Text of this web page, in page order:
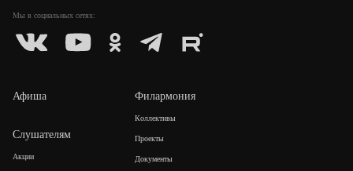
Мы в социальных сетях:
Афиша
Слушателям
Акции
Филармония
Коллективы
Проекты
Документы